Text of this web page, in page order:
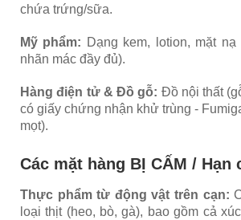
chứa trứng/sữa.
Mỹ phẩm: Dạng kem, lotion, mặt
nhãn mác đầy đủ).
Hàng điện tử & Đồ gỗ: Đồ nội thất
có giấy chứng nhận khử trùng -
mọt).
Các mặt hàng BỊ CẤM / Hạn
Thực phẩm từ động vật trên cạn:
loại thịt (heo, bò, gà), bao gồm cả